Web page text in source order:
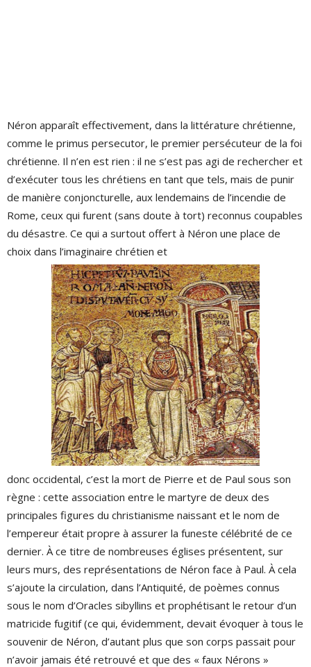
Néron apparaît effectivement, dans la littérature chrétienne,
comme le primus persecutor, le premier persécuteur de la foi
chrétienne. Il n’en est rien : il ne s’est pas agi de rechercher et
d’exécuter tous les chrétiens en tant que tels, mais de punir
de manière conjoncturelle, aux lendemains de l’incendie de
Rome, ceux qui furent (sans doute à tort) reconnus coupables
du désastre. Ce qui a surtout offert à Néron une place de
choix dans l’imaginaire chrétien et
donc occidental, c’est la mort de Pierre et de Paul sous son
règne : cette association entre le martyre de deux des
principales figures du christianisme naissant et le nom de
l’empereur était propre à assurer la funeste célébrité de ce
dernier. À ce titre de nombreuses églises présentent, sur
leurs murs, des représentations de Néron face à Paul. À cela
s’ajoute la circulation, dans l’Antiquité, de poèmes connus
sous le nom d’Oracles sibyllins et prophétisant le retour d’un
matricide fugitif (ce qui, évidemment, devait évoquer à tous le
souvenir de Néron, d’autant plus que son corps passait pour
n’avoir jamais été retrouvé et que des « faux Nérons »